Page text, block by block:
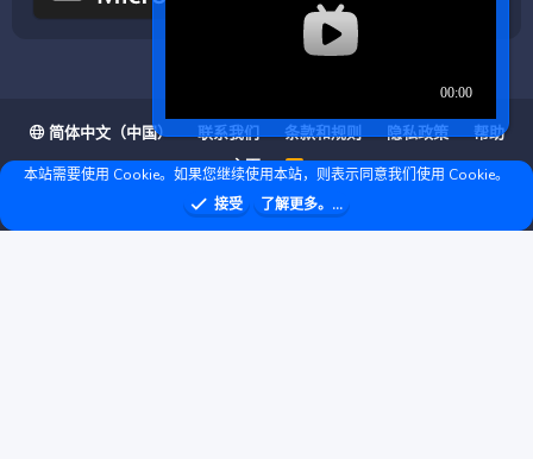
简体中文（中国） 联系我们 条款和规则 隐私政策
帮助
主页
R
S
S
❤ © Copyright 2020–2026 基岩科技 版权所有 |Microsoft Marketplace
本站需要使用 Cookie。如果您继续使用本站，则表示同意我们使用 Cookie。
接受
了解更多。...